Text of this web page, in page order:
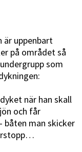
är uppenbart
på området så
som
när han skall
och får
båten man skicker